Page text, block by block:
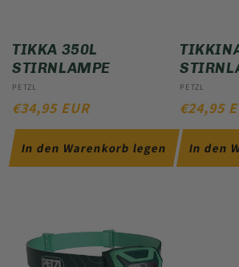
TIKKA 350L
STIRNLAMPE
Anbieter:
PETZL
NORMALER
PREIS
€34,95 EUR
In den Warenkorb legen
Anbieter:
PETZL
PREIS
€24,95
In den